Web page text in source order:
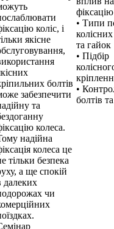
коліс, і
якісне
болтів
забезпечити
та
колеса.
надійна
колеса це
тільки безпека
а ще спокій
далеких
чи
фіксацію
• Типи
та гайок
• Підбір
•
болтів